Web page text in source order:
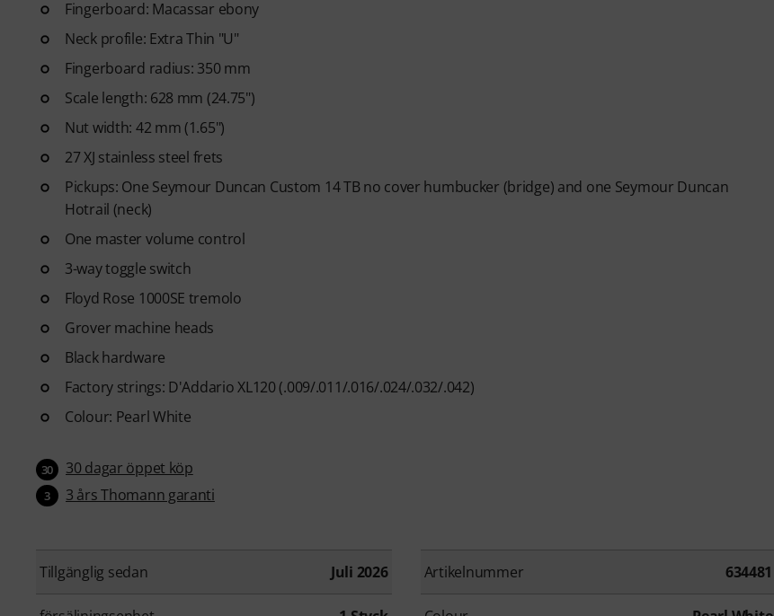
Fingerboard: Macassar ebony
Neck profile: Extra Thin "U"
Fingerboard radius: 350 mm
Scale length: 628 mm (24.75")
Nut width: 42 mm (1.65")
27 XJ stainless steel frets
Pickups: One Seymour Duncan Custom 14 TB no cover humbucker (bridge) and one Seymour Duncan
Hotrail (neck)
One master volume control
3-way toggle switch
Floyd Rose 1000SE tremolo
Grover machine heads
Black hardware
Factory strings: D'Addario XL120 (.009/.011/.016/.024/.032/.042)
Colour: Pearl White
30 30 dagar öppet köp
3 3 års Thomann garanti
Tillgänglig sedan Juli 2026 Artikelnummer 634481